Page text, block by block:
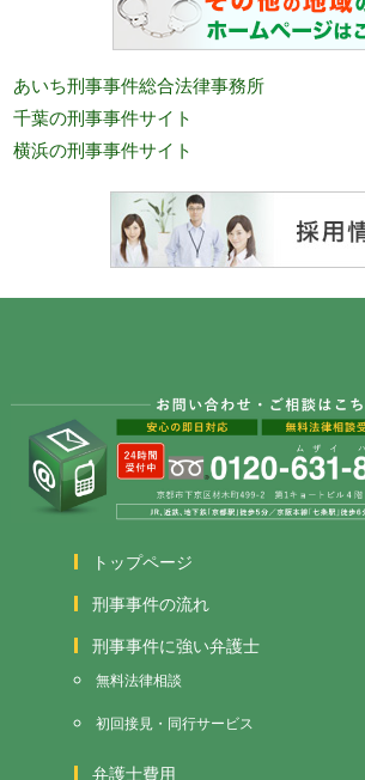
あいち刑事事件総合法律事務所
千葉の刑事事件サイト
横浜の刑事事件サイト
トップページ
刑事事件の流れ
刑事事件に強い弁護士
無料法律相談
初回接見・同行サービス
弁護士費用